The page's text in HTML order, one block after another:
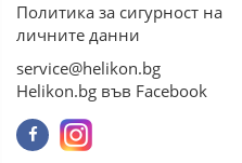
Политика за сигурност на
личните данни
service@helikon.bg
Helikon.bg във Facebook